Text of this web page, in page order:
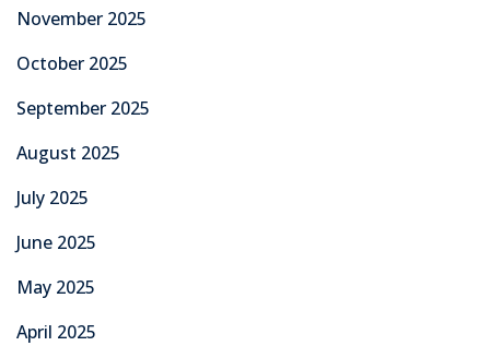
November 2025
October 2025
September 2025
August 2025
July 2025
June 2025
May 2025
April 2025